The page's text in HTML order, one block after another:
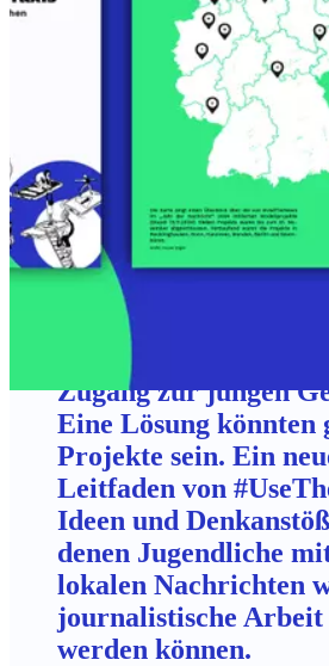
Leitfaden für Co-
journalistische
Schüler:innen
In Zeiten von TikTok,
und Co. findet der
Zugang zur jungen
Eine Lösung könnten
Projekte sein. Ein
Leitfaden von
Ideen und
denen Jugendliche
lokalen Nachrichten
journalistische Arbeit
werden können.